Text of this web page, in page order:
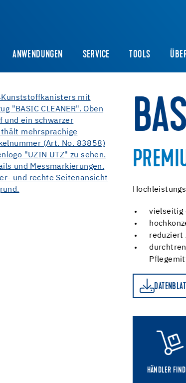
ANWENDUNGEN SERVICE TOOLS
vielseitig
reduziert
HÄNDLER